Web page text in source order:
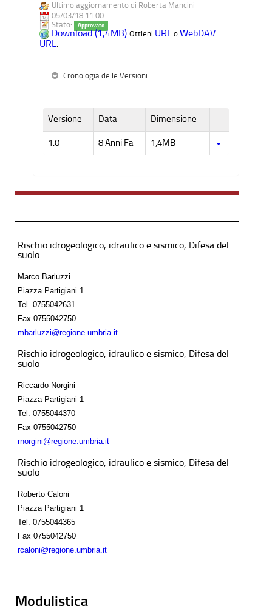
Ultimo aggiornamento di Roberta Mancini
05/03/18 11.00
Stato:
Approvato
Download (1,4MB) Ottieni URL o WebDAV
URL.
Cronologia delle Versioni
Versione Data Dimensione
1.0 8 Anni Fa 1,4MB
Rischio idrogeologico, idraulico e sismico, Difesa del
suolo
Marco Barluzzi
Piazza Partigiani 1
Tel.
0755042631
Fax 0755042750
mbarluzzi@regione.umbria.it
Rischio idrogeologico, idraulico e sismico, Difesa del
suolo
Riccardo Norgini
Piazza Partigiani 1
Tel.
0755044370
Fax 0755042750
rnorgini@regione.umbria.it
Rischio idrogeologico, idraulico e sismico, Difesa del
suolo
Roberto Caloni
Piazza Partigiani 1
Tel.
0755044365
Fax 0755042750
rcaloni@regione.umbria.it
Modulistica